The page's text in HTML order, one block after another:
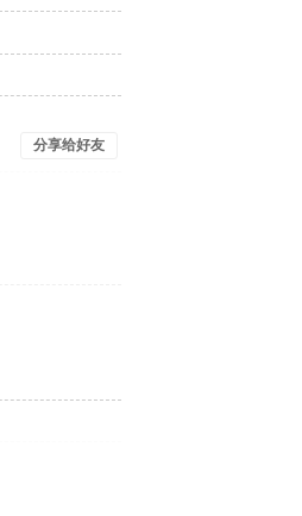
分享给好友